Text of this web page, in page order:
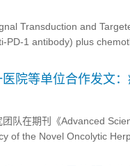
Transduction and
PD-1 antibody) plus
院等单位合作发文
队在期刊《Advanced
of the Novel Oncolytic